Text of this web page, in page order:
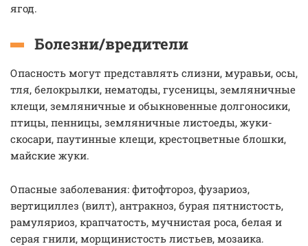
ягод.
Болезни/вредители
Опасность могут представлять слизни, муравьи, осы,
тля, белокрылки, нематоды, гусеницы, земляничные
клещи, земляничные и обыкновенные долгоносики,
птицы, пенницы, земляничные листоеды, жуки-
скосари, паутинные клещи, крестоцветные блошки,
майские жуки.
Опасные заболевания: фитофтороз, фузариоз,
вертициллез (вилт), антракноз, бурая пятнистость,
рамуляриоз, крапчатость, мучнистая роса, белая и
серая гнили, морщинистость листьев, мозаика.